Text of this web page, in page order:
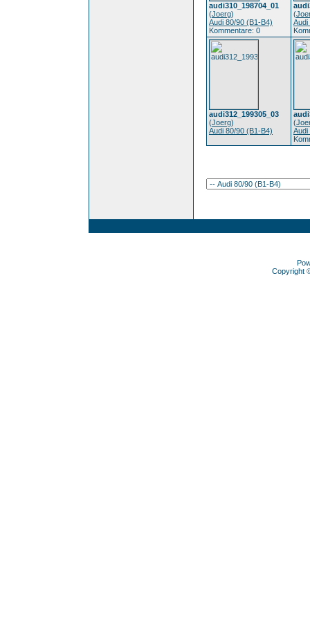
audi310_198704_01
(Joerg)
Audi 80/90 (B1-B4)
Kommentare: 0
(
Audi
audi312_199305_03
(Joerg)
Audi 80/90 (B1-B4)
(
Audi
Copyright